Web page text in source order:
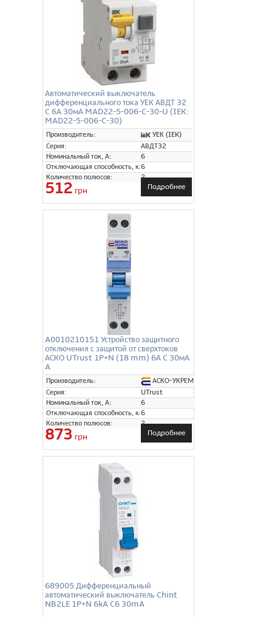
Автоматический выключатель
дифференциального тока УЕК АВДТ 32
C 6А 30мА MAD22-5-006-C-30-U (IEK:
MAD22-5-006-C-30)
Производитель:
УЕК (IEK)
Серия:
АВДТ32
Номинальный ток, А:
6
Отключающая способность, кА:
6
Количество полюсов:
2
512 грн Подробнее
A0010210151 Устройство защитного
отключения с защитой от сверхтоков
АСКО UTrust 1P+N (18 mm) 6А C 30мА
A
Производитель:
АСКО-УКРЕМ
Серия:
UTrust
Номинальный ток, А:
6
Отключающая способность, кА:
6
Количество полюсов:
2
873 грн Подробнее
689005 Дифференциальный
автоматический выключатель Chint
NB2LE 1P+N 6kA C6 30mA